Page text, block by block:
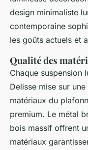
design minimaliste
contemporaine
les goûts actuels et
Qualité des
Chaque suspension
Delisse mise sur
matériaux du
premium. Le métal
bois massif offrent
matériaux